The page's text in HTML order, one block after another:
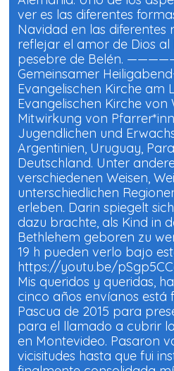
ver es las diferentes
Navidad en las diferentes
reflejar el amor de Dios al
pesebre de Belén.
Gemeinsamer
Evangelischen Kirche am
Evangelischen Kirche von
Mitwirkung von
Jugendlichen und
Argentinien, Uruguay,
Deutschland. Unter
verschiedenen Weisen,
unterschiedlichen
erleben. Darin spiegelt
dazu brachte, als Kind in
Bethlehem geboren zu
19 h pueden verlo bajo
https://youtu.be/
Mis queridos y queridas,
cinco años envíanos
Pascua de 2015 para
para el llamado a cubrir
en Montevideo. Pasaron
vicisitudes hasta que fui